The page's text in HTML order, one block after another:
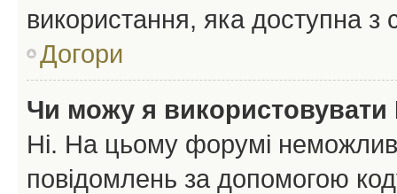
використання, яка доступна з
Догори
Чи можу я використовувати
Ні. На цьому форумі
повідомлень за допомогою